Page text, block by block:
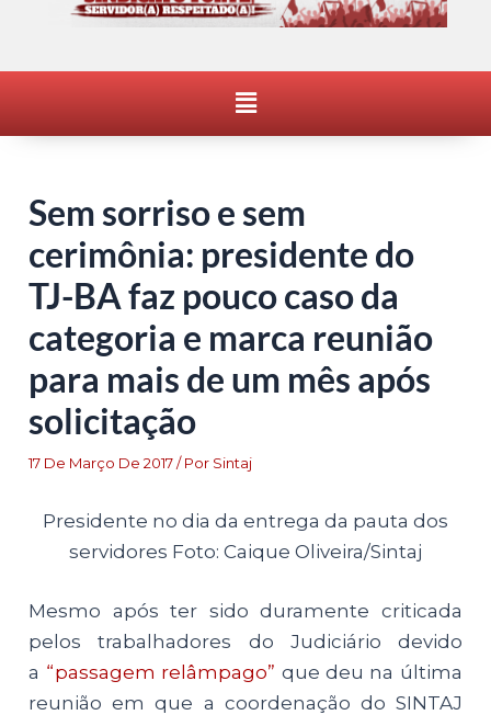
Menu
Sem sorriso e sem
cerimônia: presidente do
TJ-BA faz pouco caso da
categoria e marca reunião
para mais de um mês após
solicitação
17 De Março De 2017/ Por Sintaj
Presidente no dia da entrega da pauta dos
servidores Foto: Caique Oliveira/Sintaj
Mesmo após ter sido duramente criticada
pelos trabalhadores do Judiciário devido
a “passagem relâmpago” que deu na última
reunião em que a coordenação do SINTAJ